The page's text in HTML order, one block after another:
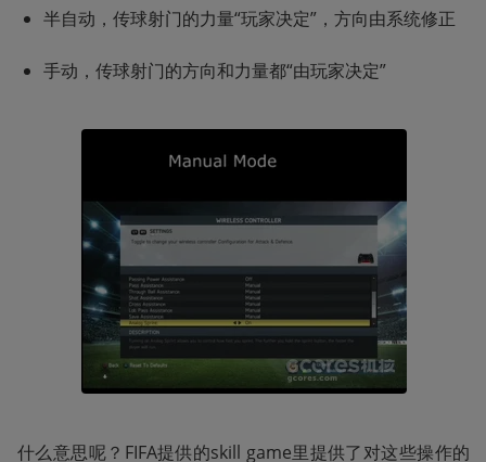
半自动，传球射门的力量“玩家决定”，方向由系统修正
手动，传球射门的方向和力量都“由玩家决定”
什么意思呢？FIFA提供的skill game里提供了对这些操作的